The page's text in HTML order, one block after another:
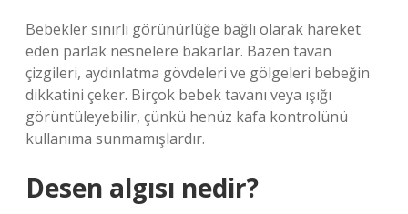
Bebekler sınırlı görünürlüğe bağlı olarak hareket
eden parlak nesnelere bakarlar. Bazen tavan
çizgileri, aydınlatma gövdeleri ve gölgeleri bebeğin
dikkatini çeker. Birçok bebek tavanı veya ışığı
görüntüleyebilir, çünkü henüz kafa kontrolünü
kullanıma sunmamışlardır.
Desen algısı nedir?